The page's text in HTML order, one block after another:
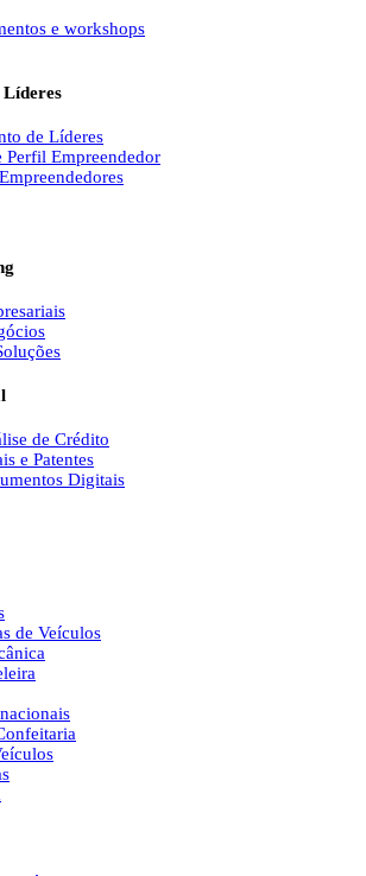
e workshops
Líderes
de Líderes
Perfil Empreendedor
de Crédito
e Patentes
Digitais
de Veículos